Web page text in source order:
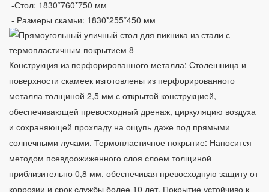
-Стол: 1830*760*750 мм
- Размеры скамьи: 1830*255*450 мм
Конструкция из перфорированного металла: Столешница и
поверхности скамеек изготовлены из перфорированного
металла толщиной 2,5 мм с открытой конструкцией,
обеспечивающей превосходный дренаж, циркуляцию воздуха
и сохраняющей прохладу на ощупь даже под прямыми
солнечными лучами. Термопластичное покрытие: Наносится
методом псевдоожиженного слоя слоем толщиной
приблизительно 0,8 мм, обеспечивая превосходную защиту от
коррозии и срок службы более 10 лет. Покрытие устойчиво к